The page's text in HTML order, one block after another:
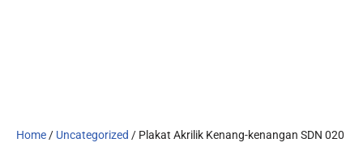
Home/ Uncategorized / Plakat Akrilik Kenang-kenangan SDN 020